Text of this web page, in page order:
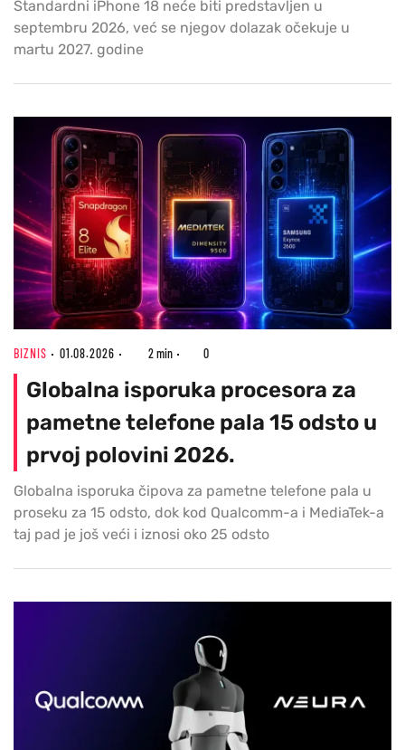
Standardni iPhone 18 neće biti predstavljen u
septembru 2026, već se njegov dolazak očekuje u
martu 2027. godine
BIZNIS 01.08.2026 2 min 0
Globalna isporuka procesora za
pametne telefone pala 15 odsto u
prvoj polovini 2026.
Globalna isporuka čipova za pametne telefone pala u
proseku za 15 odsto, dok kod Qualcomm-a i MediaTek-a
taj pad je još veći i iznosi oko 25 odsto